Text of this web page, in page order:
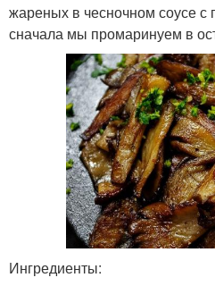
жареных в чесночном соусе с
сначала мы промаринуем в
Ингредиенты: